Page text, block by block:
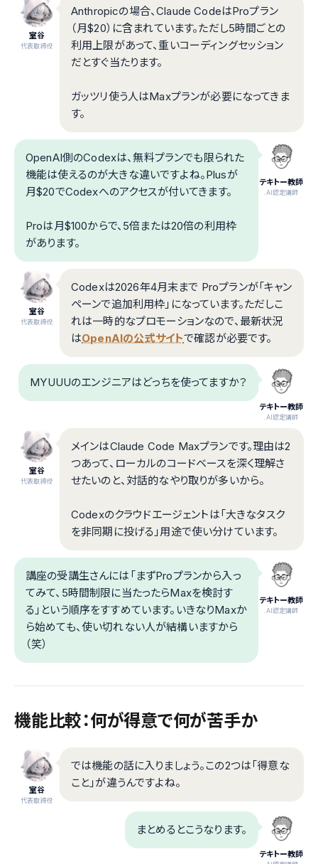
室谷
代表取締役
Anthropicの場合、Claude CodeはProプラン
（月$20）に含まれています。ただし5時間ごとの
利用上限があって、重いコーディングセッション
だとすぐ当たります。
ガッツリ使う人はMaxプランが必要になってきま
す。
テキトー教師
.AI認定講師
OpenAI側のCodexは、無料プランでも限られた
機能は使えるのが大きな違いですよね。Plusが
月$20でCodexへのアクセスが付いてきます。
Proは月$100からで、5倍または20倍の利用枠
があります。
室谷
代表取締役
Codexは2026年4月末まで Proプランが「キャン
ペーンで追加利用枠」になっています。ただしこ
れは一時的なプロモーションなので、最新状況
はOpenAIの公式サイトで確認が必要です。
テキトー教師
.AI認定講師
MYUUUのエンジニアはどっちを使ってますか？
室谷
代表取締役
メインはClaude Code Maxプランです。理由は2
つあって、ローカルのコードベースを深く理解さ
せたいのと、対話的なやり取りが多いから。
Codexのクラウドエージェントは「大きなタスク
を非同期に投げる」用途で使い分けています。
テキトー教師
.AI認定講師
講座の受講生さんには「まずProプランから入っ
てみて、5時間制限に当たったらMaxを検討す
る」という順序をすすめています。いきなりMaxか
ら始めても、使い切れない人が結構いますから
（笑）
機能比較：何が得意で何が苦手か
室谷
代表取締役
では機能の話に入りましょう。この2つは「得意な
こと」が違うんですよね。
テキトー教師
まとめるとこうなります。